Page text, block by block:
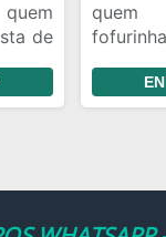
de
felino